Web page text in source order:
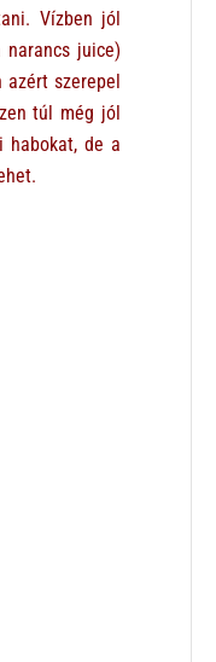
Vízben jól
juice)
szerepel
túl még jól
de a